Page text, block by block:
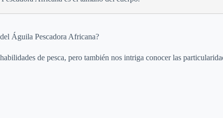
Águila Pescadora Africana?
de pesca, pero también nos intriga conocer las